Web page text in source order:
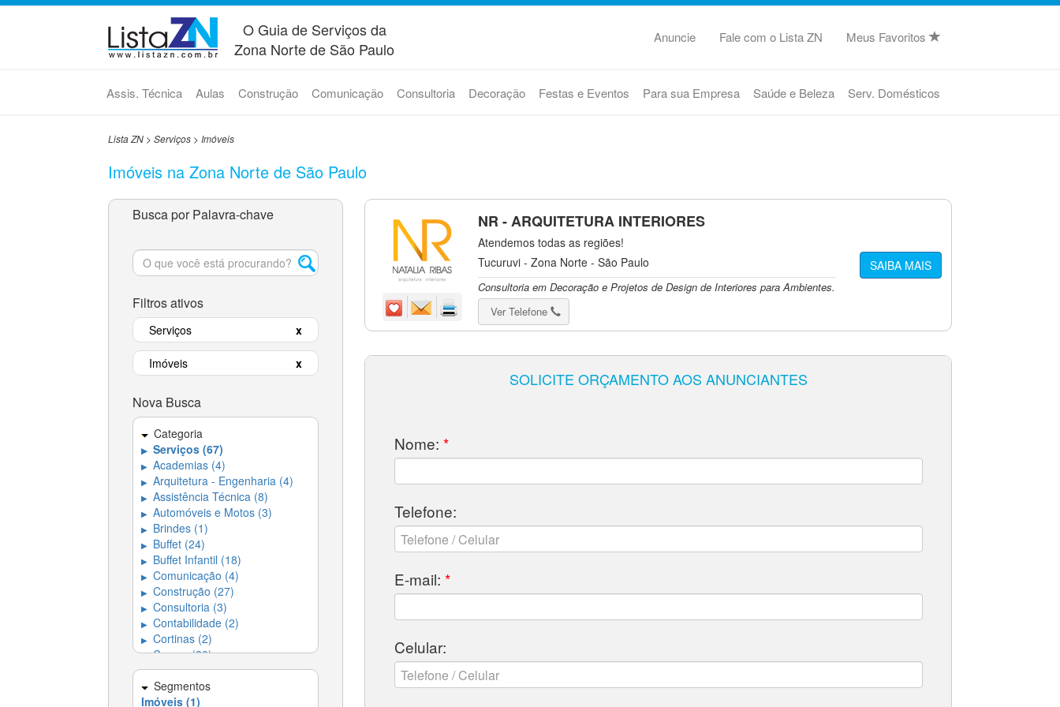
O Guia de Serviços da
Zona Norte de São Paulo
Anuncie Fale com o Lista ZN Meus Favoritos
Assis. Técnica Aulas Construção Comunicação Consultoria Decoração Festas e Eventos Para sua Empresa Saúde e Beleza Serv. Domésticos
Lista ZN> Serviços> Imóveis
Imóveis na Zona Norte de São Paulo
Busca por Palavra-chave
Filtros ativos
Serviços x
Imóveis x
Nova Busca
Categoria
▶ Serviços (67)
▶ Academias (4)
▶ Arquitetura - Engenharia (4)
▶ Assistência Técnica (8)
▶ Automóveis e Motos (3)
▶ Brindes (1)
▶ Buffet (24)
▶ Buffet Infantil (18)
▶ Comunicação (4)
▶ Construção (27)
▶ Consultoria (3)
▶ Contabilidade (2)
▶ Cortinas (2)
▶ Cursos (20)
▶ Decoração (18)
▶ Dedetizadora (4)
▶ Dedetizadoras e
Segmentos
Imóveis (1)
NR - ARQUITETURA INTERIORES
Atendemos todas as regiões!
Tucuruvi - Zona Norte - São Paulo
Consultoria em Decoração e Projetos de Design de Interiores para Ambientes.
Ver Telefone
SAIBA MAIS